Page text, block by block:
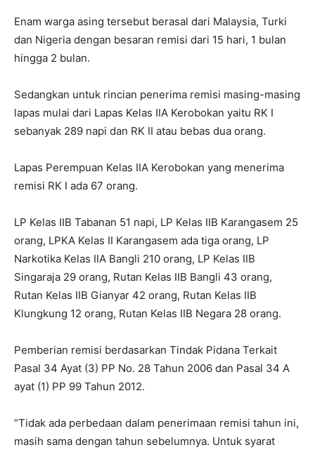
Enam warga asing tersebut berasal dari Malaysia, Turki
dan Nigeria dengan besaran remisi dari 15 hari, 1 bulan
hingga 2 bulan.
Sedangkan untuk rincian penerima remisi masing-masing
lapas mulai dari Lapas Kelas IIA Kerobokan yaitu RK I
sebanyak 289 napi dan RK II atau bebas dua orang.
Lapas Perempuan Kelas IIA Kerobokan yang menerima
remisi RK I ada 67 orang.
LP Kelas IIB Tabanan 51 napi, LP Kelas IIB Karangasem 25
orang, LPKA Kelas II Karangasem ada tiga orang, LP
Narkotika Kelas IIA Bangli 210 orang, LP Kelas IIB
Singaraja 29 orang, Rutan Kelas IIB Bangli 43 orang,
Rutan Kelas IIB Gianyar 42 orang, Rutan Kelas IIB
Klungkung 12 orang, Rutan Kelas IIB Negara 28 orang.
Pemberian remisi berdasarkan Tindak Pidana Terkait
Pasal 34 Ayat (3) PP No. 28 Tahun 2006 dan Pasal 34 A
ayat (1) PP 99 Tahun 2012.
“Tidak ada perbedaan dalam penerimaan remisi tahun ini,
masih sama dengan tahun sebelumnya. Untuk syarat